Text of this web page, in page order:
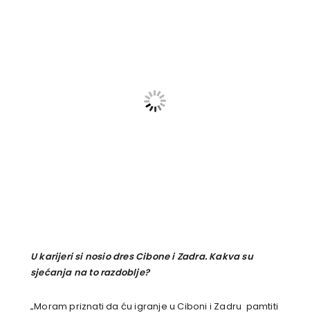
U karijeri si nosio dres Cibone i Zadra. Kakva su
sjećanja na to razdoblje?
„Moram priznati da ću igranje u Ciboni i Zadru pamtiti